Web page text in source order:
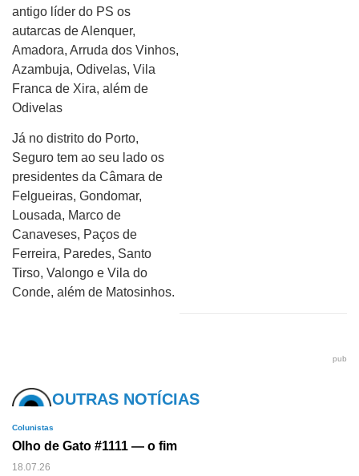
antigo líder do PS os
autarcas de Alenquer,
Amadora, Arruda dos Vinhos,
Azambuja, Odivelas, Vila
Franca de Xira, além de
Odivelas
Já no distrito do Porto,
Seguro tem ao seu lado os
presidentes da Câmara de
Felgueiras, Gondomar,
Lousada, Marco de
Canaveses, Paços de
Ferreira, Paredes, Santo
Tirso, Valongo e Vila do
Conde, além de Matosinhos.
pub
OUTRAS NOTÍCIAS
Colunistas
Olho de Gato #1111 — o fim
18.07.26